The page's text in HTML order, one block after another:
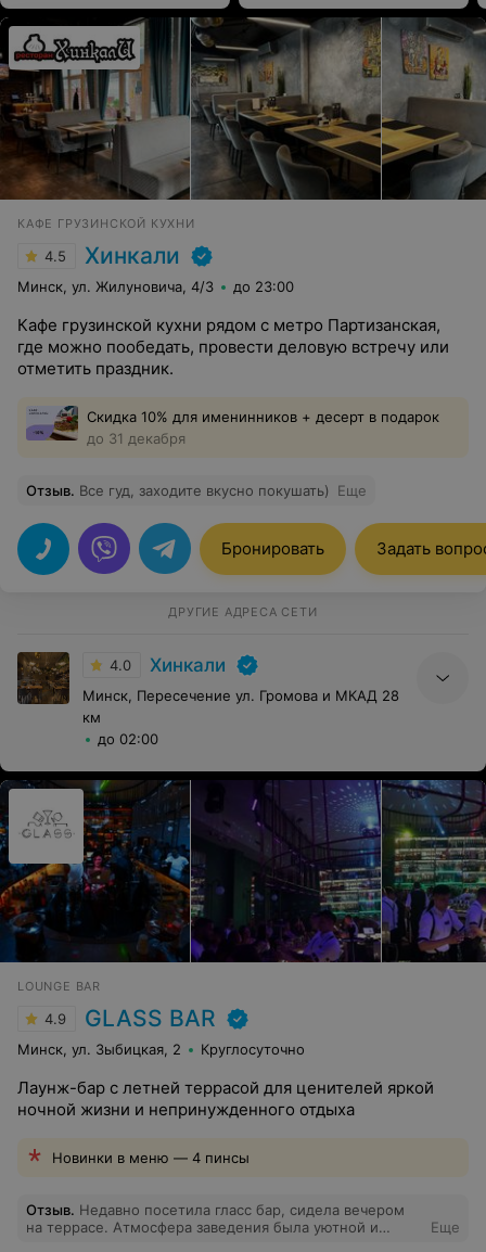
КАФЕ ГРУЗИНСКОЙ КУХНИ
4.5 Хинкали
Минск, ул. Жилуновича, 4/3 до 23:00
Кафе грузинской кухни рядом с метро Партизанская,
где можно пообедать, провести деловую встречу или
отметить праздник.
Скидка 10% для именинников + десерт в подарок
до 31 декабря
Отзыв. Все гуд, заходите вкусно покушать) Еще
Бронировать Задать
ДРУГИЕ АДРЕСА СЕТИ
4.0 Хинкали
Минск, Пересечение ул. Громова и МКАД 28
км
до 02:00
LOUNGE BAR
4.9 GLASS BAR
Минск, ул. Зыбицкая, 2 Круглосуточно
Лаунж-бар с летней террасой для ценителей яркой
ночной жизни и непринужденного отдыха
Новинки в меню — 4 пинсы
Отзыв. Недавно посетила гласс бар, сидела вечером
на террасе. Атмосфера заведения была уютной и
Еще